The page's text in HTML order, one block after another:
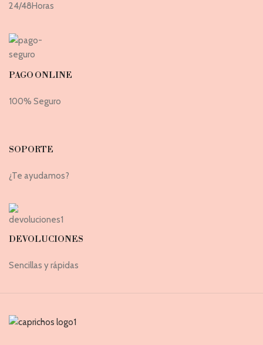
24/48Horas
PAGO ONLINE
100% Seguro
SOPORTE
¿Te ayudamos?
DEVOLUCIONES
Sencillas y rápidas